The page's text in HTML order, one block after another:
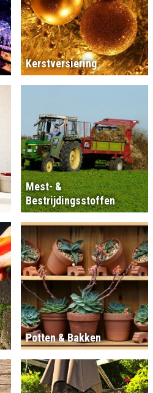
Kerstversiering
Mest- &
Bestrijdingsstoffen
Potten & Bakken